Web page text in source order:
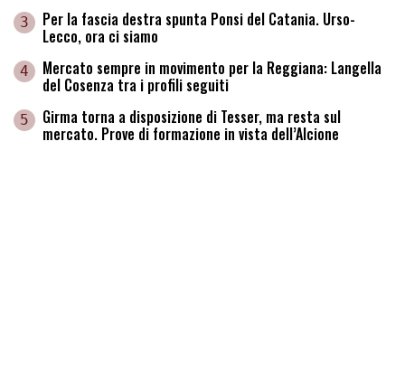
3 Per la fascia destra spunta Ponsi del Catania. Urso-
Lecco, ora ci siamo
4 Mercato sempre in movimento per la Reggiana: Langella
del Cosenza tra i profili seguiti
5 Girma torna a disposizione di Tesser, ma resta sul
mercato. Prove di formazione in vista dell’Alcione